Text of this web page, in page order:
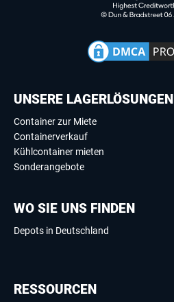
UNSERE LAGERLÖSUNGEN
Container zur Miete
Containerverkauf
Kühlcontainer mieten
Sonderangebote
WO SIE UNS FINDEN
Depots in Deutschland
RESSOURCEN